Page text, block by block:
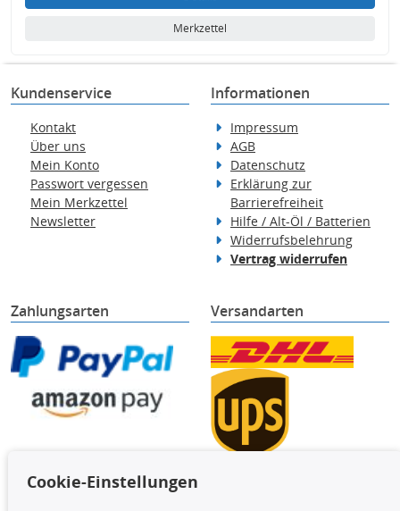
Merkzettel
Kundenservice
Kontakt
Über uns
Mein Konto
Passwort vergessen
Mein Merkzettel
Newsletter
Informationen
Impressum
AGB
Datenschutz
Erklärung zur
Barrierefreiheit
Hilfe / Alt-Öl / Batterien
Widerrufsbelehrung
Vertrag widerrufen
Zahlungsarten Versandarten
Cookie-Einstellungen